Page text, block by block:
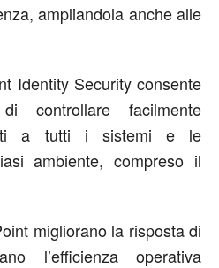
ampliandola anche alle
Identity Security consente
controllare facilmente
a tutti i sistemi e le
ambiente, compreso il
migliorano la risposta di
l’efficienza operativa